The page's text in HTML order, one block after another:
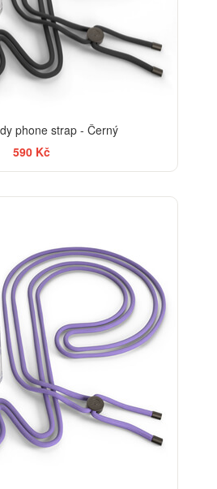
phone strap - Černý
590 Kč